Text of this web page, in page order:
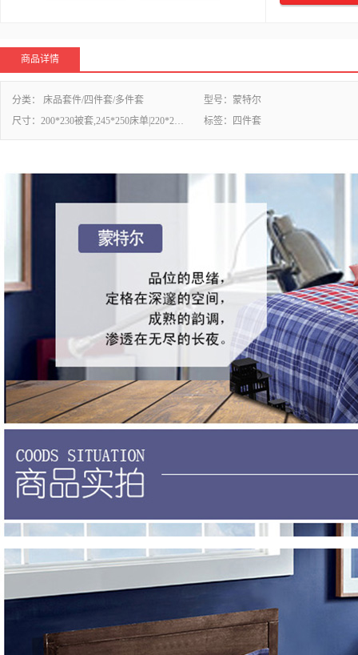
商品详情
分类： 床品套件/四件套/多件套 型号： 蒙特尔
尺寸： 200*230被套,245*250床单|220*240被套,245*270床单 标签： 四件套